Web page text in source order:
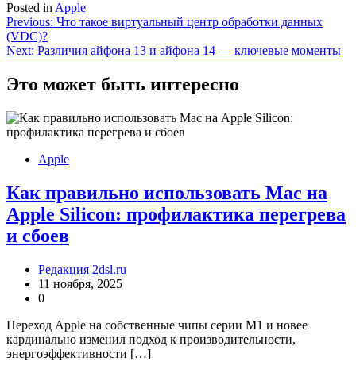
Posted in Apple
Навигация
по
Previous: Что такое виртуальный центр обработки данных
(VDC)?
Next: Различия айфона 13 и айфона 14 — ключевые моменты
Это может быть интересно
Apple
Как правильно использовать Mac на
Apple Silicon: профилактика перегрева
и сбоев
Редакция 2dsl.ru
11 ноября, 2025
0
Переход Apple на собственные чипы серии M1 и новее
кардинально изменил подход к производительности,
энергоэффективности […]